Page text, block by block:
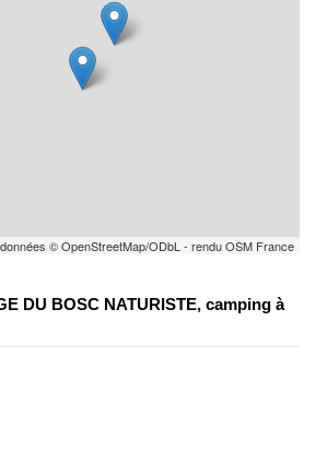
données © OpenStreetMap/ODbL - rendu OSM France
DU BOSC NATURISTE, camping à